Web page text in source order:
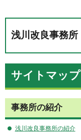
浅川改良事務所
サイトマップ
事務所の紹介
浅川改良事務所の紹介